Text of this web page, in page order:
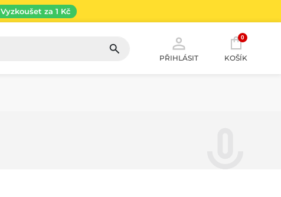
Vyzkoušet za 1 Kč
PŘIHLÁSIT
0
KOŠÍK